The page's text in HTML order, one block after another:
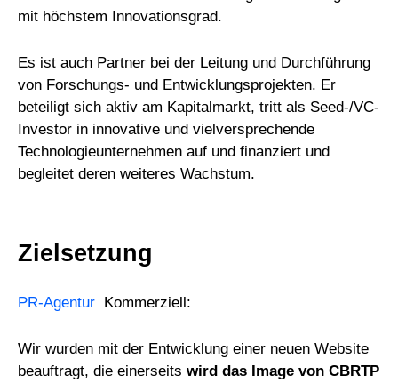
mit höchstem Innovationsgrad.
Es ist auch Partner bei der Leitung und Durchführung
von Forschungs- und Entwicklungsprojekten. Er
beteiligt sich aktiv am Kapitalmarkt, tritt als Seed-/VC-
Investor in innovative und vielversprechende
Technologieunternehmen auf und finanziert und
begleitet deren weiteres Wachstum.
Zielsetzung
PR-Agentur Kommerziell:
Wir wurden mit der Entwicklung einer neuen Website
beauftragt, die einerseitswird das Image von CBRTP